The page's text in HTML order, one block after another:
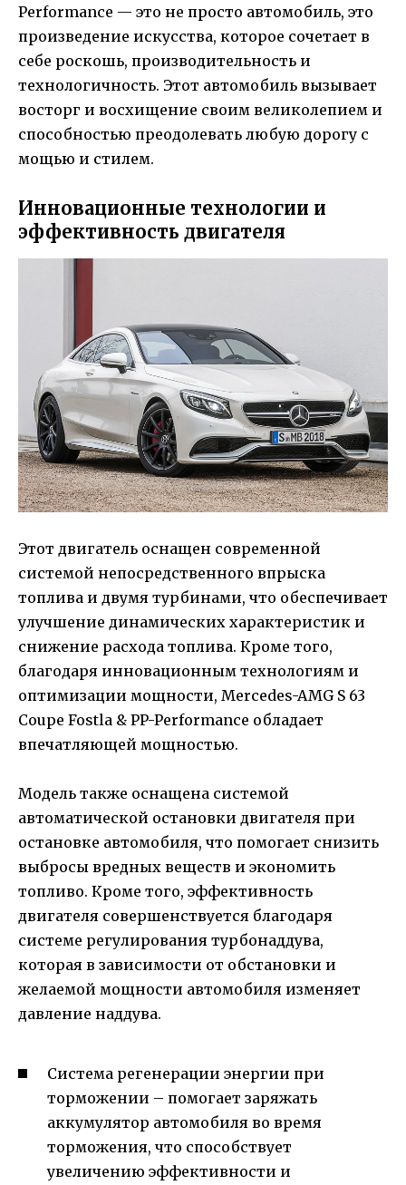
Performance — это не просто автомобиль, это
произведение искусства, которое сочетает в
себе роскошь, производительность и
технологичность. Этот автомобиль вызывает
восторг и восхищение своим великолепием и
способностью преодолевать любую дорогу с
мощью и стилем.
Инновационные технологии и
эффективность двигателя
Этот двигатель оснащен современной
системой непосредственного впрыска
топлива и двумя турбинами, что обеспечивает
улучшение динамических характеристик и
снижение расхода топлива. Кроме того,
благодаря инновационным технологиям и
оптимизации мощности, Mercedes-AMG S 63
Coupe Fostla & PP-Performance обладает
впечатляющей мощностью.
Модель также оснащена системой
автоматической остановки двигателя при
остановке автомобиля, что помогает снизить
выбросы вредных веществ и экономить
топливо. Кроме того, эффективность
двигателя совершенствуется благодаря
системе регулирования турбонаддува,
которая в зависимости от обстановки и
желаемой мощности автомобиля изменяет
давление наддува.
Система регенерации энергии при
торможении – помогает заряжать
аккумулятор автомобиля во время
торможения, что способствует
увеличению эффективности и